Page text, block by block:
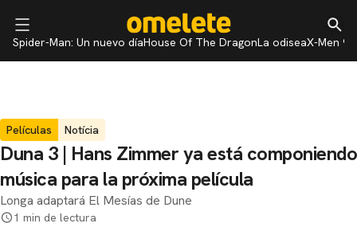
Spider-Man: Un nuevo díaHouse Of The DragonLa odiseaX-Men 97
Películas Notícia
Duna 3 | Hans Zimmer ya está componiendo
música para la próxima película
Longa adaptará El Mesías de Dune
1 min de lectura